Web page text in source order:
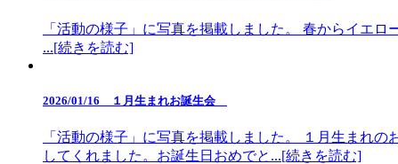
「活動の様子」に写真を掲載しました。 春からイエ
...[続きを読む]
2026/01/16 １月生まれお誕生会
「活動の様子」に写真を掲載しました。 １月生まれ
してくれました。お誕生日おめでと...[続きを読む]